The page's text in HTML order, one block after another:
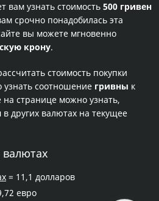
вам узнать стоимость 500 гривен
срочно понадобилась эта
вы можете мгновенно
крону.
стоимость покупки
узнать соотношение гривны к
на странице можно узнать,
в других валютах на текущее
валютах
= 11,1 долларов
евро